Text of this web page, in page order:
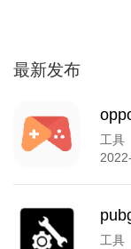
最新发布
工具
工具